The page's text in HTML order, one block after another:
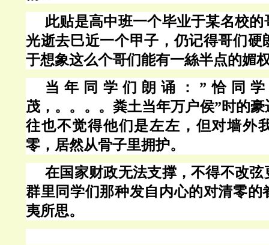
此贴是高中班一个毕业于某名校
光逝去巳近一个甲子，仍记得哥们硬
于想象这么个哥们能有一絲半点的媚
当年同学们朗诵： ”恰同
茂，。。。。粪土当年万户侯”时的
往也不觉得他们是左左，但对墙外
零，居然从骨子里拥护。
在国家财政无法支撑，不得不改
群里同学们那种发自内心的对清零的
夷所思。